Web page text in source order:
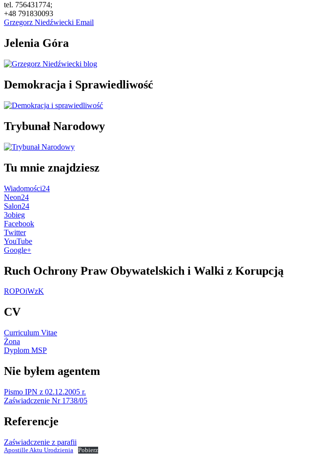
tel. 756431774;
+48 791830093
Grzegorz Niedźwiecki Email
Jelenia Góra
Demokracja i Sprawiedliwość
Trybunał Narodowy
Tu mnie znajdziesz
Wiadomości24
Neon24
Salon24
3obieg
Facebook
Twitter
YouTube
Google+
Ruch Ochrony Praw Obywatelskich i Walki z Korupcją
ROPOiWzK
CV
Curriculum Vitae
Żona
Dyplom MSP
Nie byłem agentem
Pismo IPN z 02.12.2005 r.
Zaświadczenie Nr 1738/05
Referencje
Zaświadczenie z parafii
Apostille Aktu Urodzienia Pobierz